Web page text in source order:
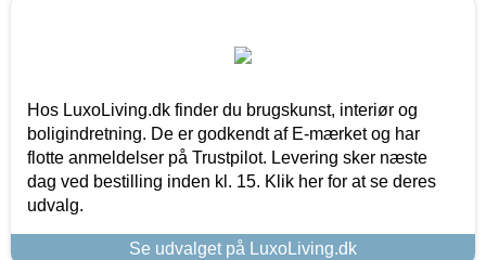
Hos LuxoLiving.dk finder du brugskunst, interiør og
boligindretning. De er godkendt af E-mærket og har
flotte anmeldelser på Trustpilot. Levering sker næste
dag ved bestilling inden kl. 15. Klik her for at se deres
udvalg.
Se udvalget på LuxoLiving.dk